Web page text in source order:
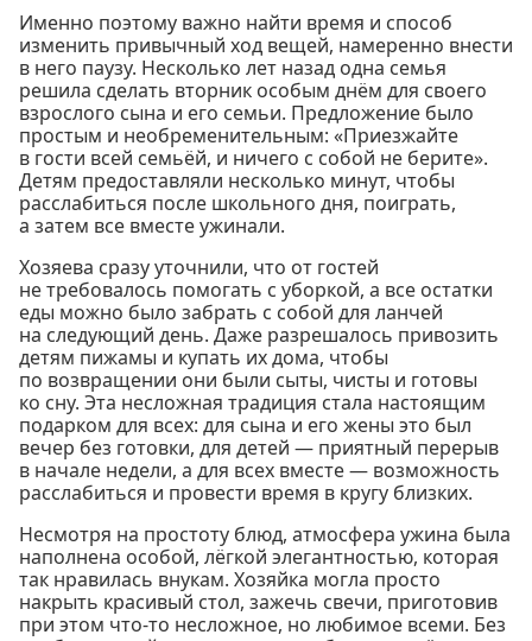
Именно поэтому важно найти время и способ
изменить привычный ход вещей, намеренно внести
в него паузу. Несколько лет назад одна семья
решила сделать вторник особым днём для своего
взрослого сына и его семьи. Предложение было
простым и необременительным: «Приезжайте
в гости всей семьёй, и ничего с собой не берите».
Детям предоставляли несколько минут, чтобы
расслабиться после школьного дня, поиграть,
а затем все вместе ужинали.
Хозяева сразу уточнили, что от гостей
не требовалось помогать с уборкой, а все остатки
еды можно было забрать с собой для ланчей
на следующий день. Даже разрешалось привозить
детям пижамы и купать их дома, чтобы
по возвращении они были сыты, чисты и готовы
ко сну. Эта несложная традиция стала настоящим
подарком для всех: для сына и его жены это был
вечер без готовки, для детей — приятный перерыв
в начале недели, а для всех вместе — возможность
расслабиться и провести время в кругу близких.
Несмотря на простоту блюд, атмосфера ужина была
наполнена особой, лёгкой элегантностью, которая
так нравилась внукам. Хозяйка могла просто
накрыть красивый стол, зажечь свечи, приготовив
при этом что-то несложное, но любимое всеми. Без